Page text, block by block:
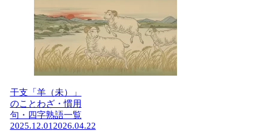
干支「羊（未）」
のことわざ・慣用
句・四字熟語一覧
2025.12.012026.04.22